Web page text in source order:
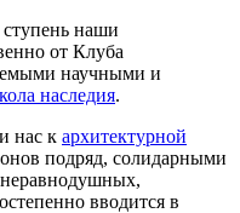
наши
от Клуба
научными и
наследия.
нас к архитектурной
подряд, солидарными
вводится в